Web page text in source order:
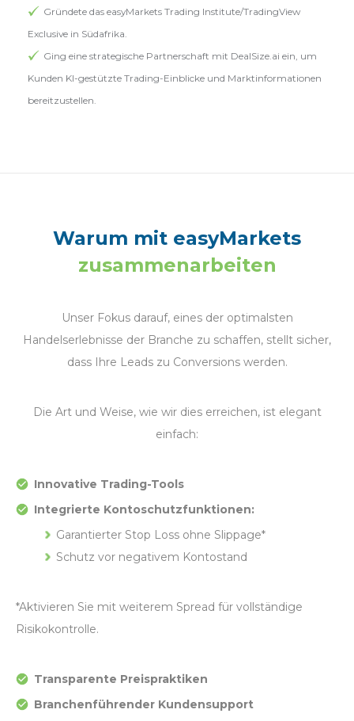
Gründete das easyMarkets Trading Institute/TradingView
Exclusive in Südafrika.
Ging eine strategische Partnerschaft mit DealSize.ai ein, um
Kunden KI-gestützte Trading-Einblicke und Marktinformationen
bereitzustellen.
Warum mit easyMarkets
zusammenarbeiten
Unser Fokus darauf, eines der optimalsten
Handelserlebnisse der Branche zu schaffen, stellt sicher,
dass Ihre Leads zu Conversions werden.
Die Art und Weise, wie wir dies erreichen, ist elegant
einfach:
Innovative Trading-Tools
Integrierte Kontoschutzfunktionen:
Garantierter Stop Loss ohne Slippage*
Schutz vor negativem Kontostand
*Aktivieren Sie mit weiterem Spread für vollständige
Risikokontrolle.
Transparente Preispraktiken
Branchenführender Kundensupport